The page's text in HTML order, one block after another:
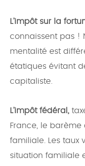
L’impôt sur la
connaissent pas !
mentalité est
étatiques évitant
capitaliste.
L’impôt fédéral,
France, le barème
familiale. Les taux
situation familiale